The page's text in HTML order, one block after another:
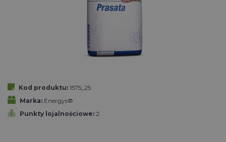
Kod produktu: 1575_25
Marka: Energys®
Punkty lojalnościowe: 2